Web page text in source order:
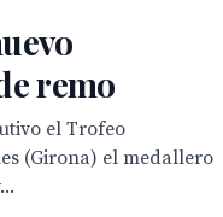
remo
el Trofeo
(Girona) el medallero